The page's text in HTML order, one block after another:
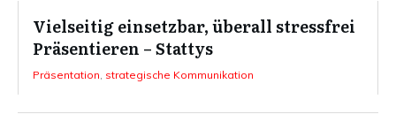
Vielseitig einsetzbar, überall stressfrei
Präsentieren – Stattys
Präsentation strategische Kommunikation